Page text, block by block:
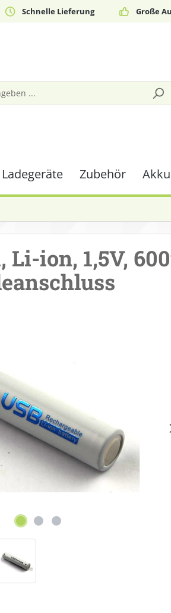
Schnelle Lieferung Große
Ladegeräte Zubehör
ion, 1,5V,